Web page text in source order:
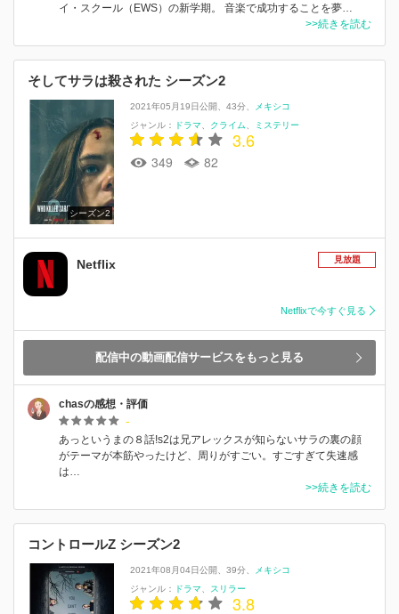
イ・スクール（EWS）の新学期。 音楽で成功することを夢…
>>続きを読む
そしてサラは殺された シーズン2
シーズン2
2021年05月19日公開 43分
メキシコ
ジャンル：
ドラマ クライム ミステリー
3.6
349 82
Netflix 見放題
Netflixで今すぐ見る
配信中の動画配信サービスをもっと見る
chasの感想・評価
-
あっというまの８話!s2は兄アレックスが知らないサラの裏の顔
がテーマが本筋やったけど、周りがすごい。すごすぎて失速感
は…
>>続きを読む
コントロールZ シーズン2
2021年08月04日公開 39分
メキシコ
ジャンル：
ドラマ スリラー
3.8